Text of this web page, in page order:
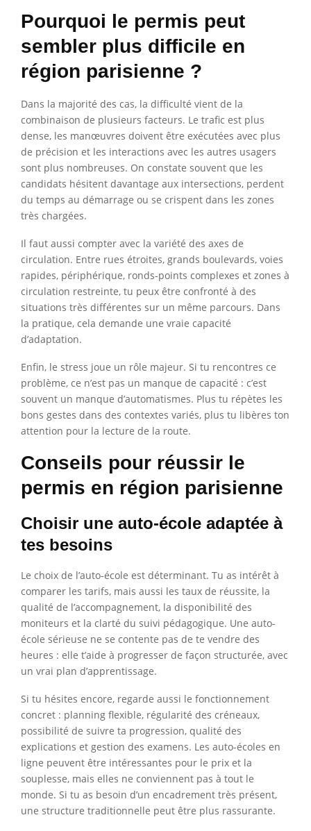
Pourquoi le permis peut
sembler plus difficile en
région parisienne ?
Dans la majorité des cas, la difficulté vient de la
combinaison de plusieurs facteurs. Le trafic est plus
dense, les manœuvres doivent être exécutées avec plus
de précision et les interactions avec les autres usagers
sont plus nombreuses. On constate souvent que les
candidats hésitent davantage aux intersections, perdent
du temps au démarrage ou se crispent dans les zones
très chargées.
Il faut aussi compter avec la variété des axes de
circulation. Entre rues étroites, grands boulevards, voies
rapides, périphérique, ronds-points complexes et zones à
circulation restreinte, tu peux être confronté à des
situations très différentes sur un même parcours. Dans
la pratique, cela demande une vraie capacité
d’adaptation.
Enfin, le stress joue un rôle majeur. Si tu rencontres ce
problème, ce n’est pas un manque de capacité : c’est
souvent un manque d’automatismes. Plus tu répètes les
bons gestes dans des contextes variés, plus tu libères ton
attention pour la lecture de la route.
Conseils pour réussir le
permis en région parisienne
Choisir une auto-école adaptée à
tes besoins
Le choix de l’auto-école est déterminant. Tu as intérêt à
comparer les tarifs, mais aussi les taux de réussite, la
qualité de l’accompagnement, la disponibilité des
moniteurs et la clarté du suivi pédagogique. Une auto-
école sérieuse ne se contente pas de te vendre des
heures : elle t’aide à progresser de façon structurée, avec
un vrai plan d’apprentissage.
Si tu hésites encore, regarde aussi le fonctionnement
concret : planning flexible, régularité des créneaux,
possibilité de suivre ta progression, qualité des
explications et gestion des examens. Les auto-écoles en
ligne peuvent être intéressantes pour le prix et la
souplesse, mais elles ne conviennent pas à tout le
monde. Si tu as besoin d’un encadrement très présent,
une structure traditionnelle peut être plus rassurante.